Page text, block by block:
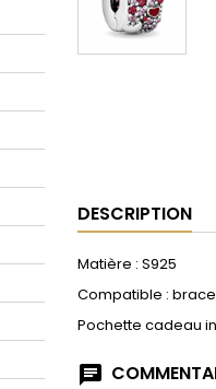
DESCRIPTION
Matière : S925
Compatible :
Pochette cadeau